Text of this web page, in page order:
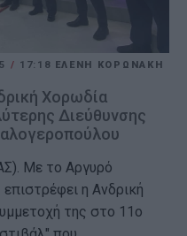
/ 17:18 ΕΛΕΝΗ ΚΟΡΩΝΑΚΗ
Χορωδία
Διεύθυνσης
Με το Αργυρό
η Ανδρική
της στο 11ο